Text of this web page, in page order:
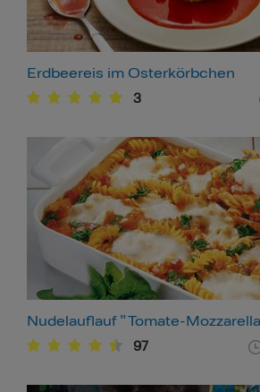
Erdbeereis im Osterkörbchen
3
Nudelauflauf "Tomate-
97